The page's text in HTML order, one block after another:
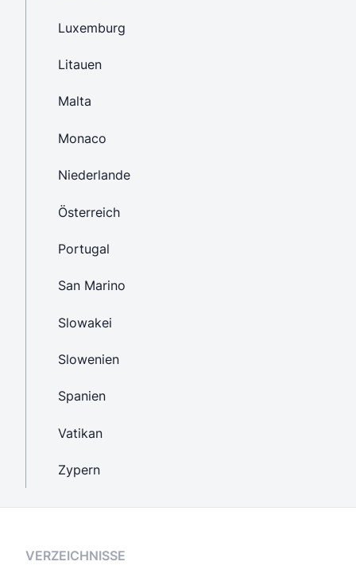
Luxemburg
Litauen
Malta
Monaco
Niederlande
Österreich
Portugal
San Marino
Slowakei
Slowenien
Spanien
Vatikan
Zypern
VERZEICHNISSE